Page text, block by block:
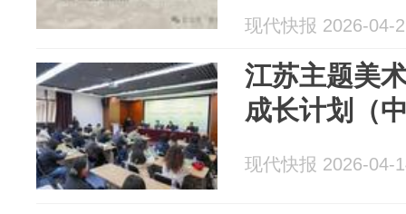
现代快报 2026-04-
江苏主题美
成长计划（
现代快报 2026-04-